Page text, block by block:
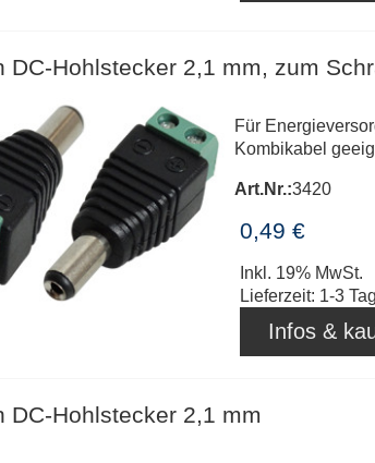
DC-Hohlstecker 2,1 mm, zum
Für
Kombikabel
Art.Nr.:3420
0,49 €
Inkl. 19% MwSt.
Lieferzeit: 1-3
Infos &
DC-Hohlstecker 2,1 mm